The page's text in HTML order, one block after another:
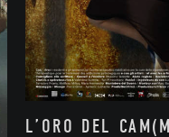
L’ORO DEL